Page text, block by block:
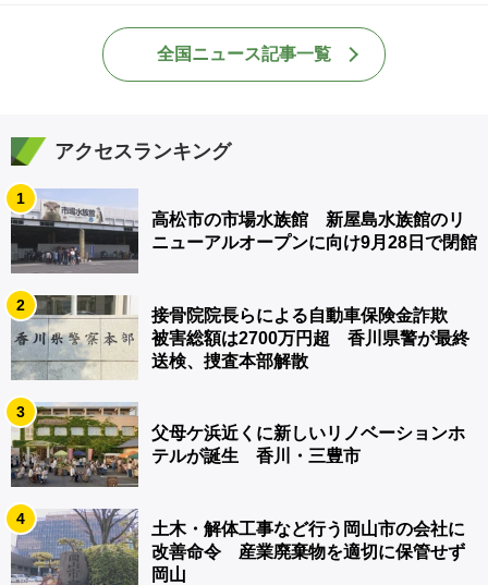
全国ニュース記事一覧
アクセスランキング
1
高松市の市場水族館 新屋島水族館のリ
ニューアルオープンに向け9月28日で閉館
2
接骨院院長らによる自動車保険金詐欺
被害総額は2700万円超 香川県警が最終
送検、捜査本部解散
3
父母ケ浜近くに新しいリノベーションホ
テルが誕生 香川・三豊市
4
土木・解体工事など行う岡山市の会社に
改善命令 産業廃棄物を適切に保管せず
岡山